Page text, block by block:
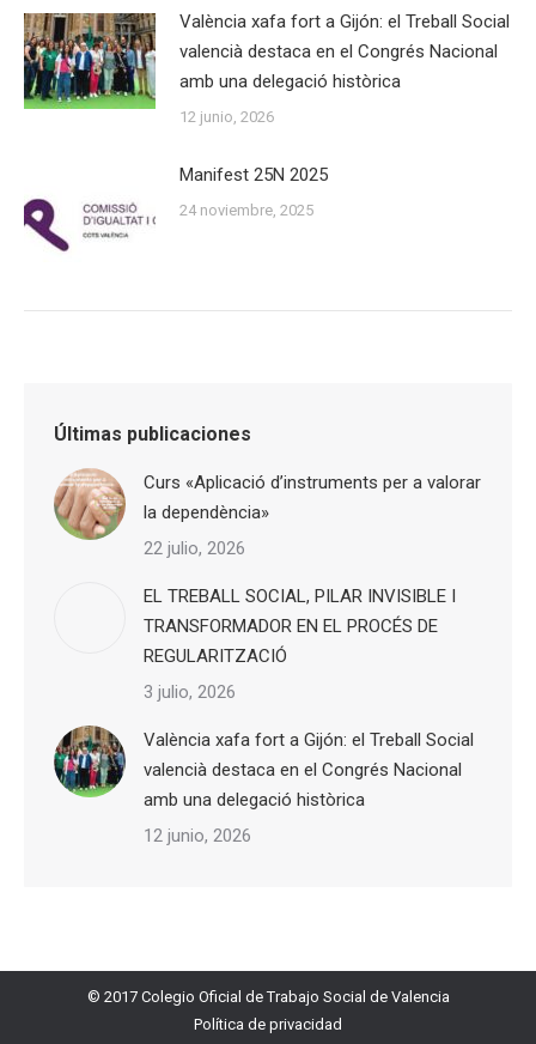
València xafa fort a Gijón: el Treball Social
valencià destaca en el Congrés Nacional
amb una delegació històrica
12 junio, 2026
Manifest 25N 2025
24 noviembre, 2025
Últimas publicaciones
Curs «Aplicació d’instruments per a valorar
la dependència»
22 julio, 2026
EL TREBALL SOCIAL, PILAR INVISIBLE I
TRANSFORMADOR EN EL PROCÉS DE
REGULARITZACIÓ
3 julio, 2026
València xafa fort a Gijón: el Treball Social
valencià destaca en el Congrés Nacional
amb una delegació històrica
12 junio, 2026
© 2017 Colegio Oficial de Trabajo Social de Valencia
Política de privacidad